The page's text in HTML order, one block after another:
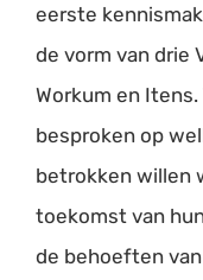
eerste
de vorm van drie
Workum en
besproken op
betrokken willen
toekomst van
de behoeften